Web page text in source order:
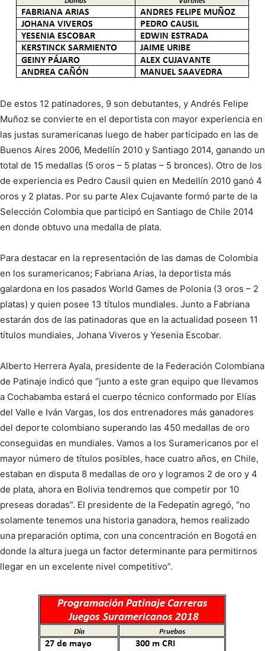
De estos 12 patinadores, 9 son debutantes, y Andrés Felipe
Muñoz se convierte en el deportista con mayor experiencia en
las justas suramericanas luego de haber participado en las de
Buenos Aires 2006, Medellín 2010 y Santiago 2014, ganando un
total de 15 medallas (5 oros – 5 platas – 5 bronces). Otro de los
de experiencia es Pedro Causil quien en Medellín 2010 ganó 4
oros y 2 platas. Por su parte Alex Cujavante formó parte de la
Selección Colombia que participó en Santiago de Chile 2014
en donde obtuvo una medalla de plata.
Para destacar en la representación de las damas de Colombia
en los suramericanos; Fabriana Arias, la deportista más
galardona en los pasados World Games de Polonia (3 oros – 2
platas) y quien posee 13 títulos mundiales. Junto a Fabriana
estarán dos de las patinadoras que en la actualidad poseen 11
títulos mundiales, Johana Viveros y Yesenia Escobar.
Alberto Herrera Ayala, presidente de la Federación Colombiana
de Patinaje indicó que “junto a este gran equipo que llevamos
a Cochabamba estará el cuerpo técnico conformado por Elías
del Valle e Iván Vargas, los dos entrenadores más ganadores
del deporte colombiano superando las 450 medallas de oro
conseguidas en mundiales. Vamos a los Suramericanos por el
mayor número de títulos posibles, hace cuatro años, en Chile,
estaban en disputa 8 medallas de oro y logramos 2 de oro y 4
de plata, ahora en Bolivia tendremos que competir por 10
preseas doradas”. El presidente de la Fedepatín agregó, “no
solamente tenemos una historia ganadora, hemos realizado
una preparación optima, con una concentración en Bogotá en
donde la altura juega un factor determinante para permitirnos
llegar en un excelente nivel competitivo”.